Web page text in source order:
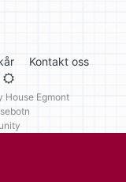
Kontakt oss
House Egmont